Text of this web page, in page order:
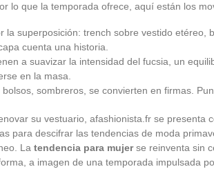
lo que la temporada ofrece, aquí están los
la superposición: trench sobre vestido etéreo,
cuenta una historia.
a suavizar la intensidad del fucsia, un
en la masa.
sombreros, se convierten en firmas.
su vestuario, afashionista.fr se presenta
para descifrar las tendencias de moda
La tendencia para mujerse reinventa sin
a imagen de una temporada impulsada